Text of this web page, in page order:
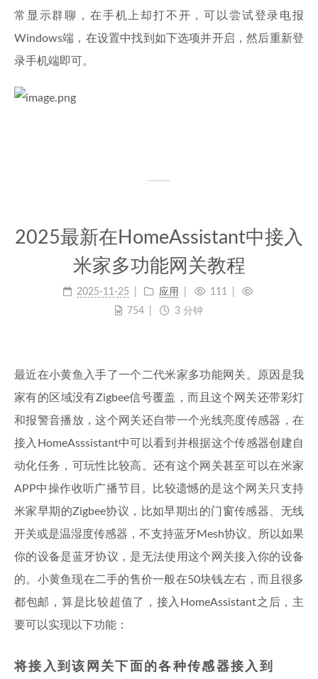
常显示群聊，在手机上却打不开，可以尝试登录电报
Windows端，在设置中找到如下选项并开启，然后重新登
录手机端即可。
2025最新在HomeAssistant中接入
米家多功能网关教程
2025-11-25 应用
111
754
3 分钟
最近在小黄鱼入手了一个二代米家多功能网关。原因是我
家有的区域没有Zigbee信号覆盖，而且这个网关还带彩灯
和报警音播放，这个网关还自带一个光线亮度传感器，在
接入HomeAsssistant中可以看到并根据这个传感器创建自
动化任务，可玩性比较高。还有这个网关甚至可以在米家
APP中操作收听广播节目。比较遗憾的是这个网关只支持
米家早期的Zigbee协议，比如早期出的门窗传感器、无线
开关或是温湿度传感器，不支持蓝牙Mesh协议。所以如果
你的设备是蓝牙协议，是无法使用这个网关接入你的设备
的。小黄鱼现在二手的售价一般在50块钱左右，而且很多
都包邮，算是比较超值了，接入HomeAssistant之后，主
要可以实现以下功能：
将接入到该网关下面的各种传感器接入到